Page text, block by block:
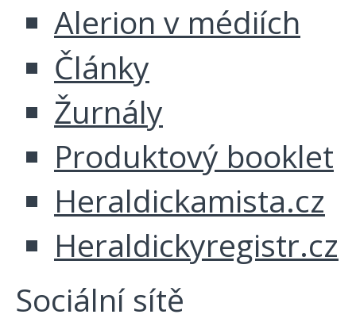
Alerion v médiích
Články
Žurnály
Produktový booklet
Heraldickamista.cz
Heraldickyregistr.cz
Sociální sítě